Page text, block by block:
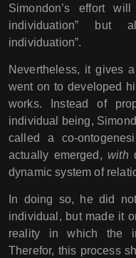
Simondon’s effort
individuation” but
individuation”.
Nevertheless, it gives
went on to developed
works. Instead of
individual being,
called a co-
actually emerged, with
dynamic system of
In doing so, he did
individual, but made it
reality in which the
Therefor, this process